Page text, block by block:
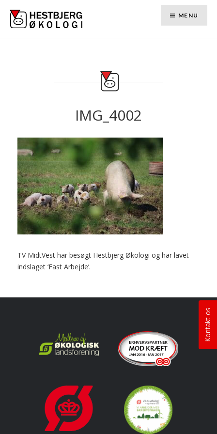
content
MENU
IMG_4002
TV MidtVest har besøgt Hestbjerg Økologi og har lavet
indslaget ‘Fast Arbejde’.
Kontakt os